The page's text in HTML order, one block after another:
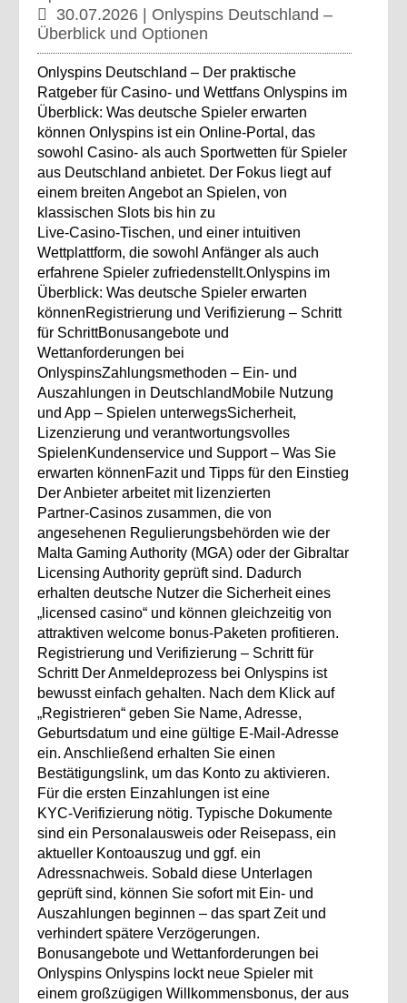
30.07.2026 | Onlyspins Deutschland –
Überblick und Optionen
Onlyspins Deutschland – Der praktische
Ratgeber für Casino‑ und Wettfans Onlyspins im
Überblick: Was deutsche Spieler erwarten
können Onlyspins ist ein Online‑Portal, das
sowohl Casino‑ als auch Sportwetten für Spieler
aus Deutschland anbietet. Der Fokus liegt auf
einem breiten Angebot an Spielen, von
klassischen Slots bis hin zu
Live‑Casino‑Tischen, und einer intuitiven
Wettplattform, die sowohl Anfänger als auch
erfahrene Spieler zufriedenstellt.Onlyspins im
Überblick: Was deutsche Spieler erwarten
könnenRegistrierung und Verifizierung – Schritt
für SchrittBonusangebote und
Wettanforderungen bei
OnlyspinsZahlungsmethoden – Ein‑ und
Auszahlungen in DeutschlandMobile Nutzung
und App – Spielen unterwegsSicherheit,
Lizenzierung und verantwortungsvolles
SpielenKundenservice und Support – Was Sie
erwarten könnenFazit und Tipps für den Einstieg
Der Anbieter arbeitet mit lizenzierten
Partner‑Casinos zusammen, die von
angesehenen Regulierungsbehörden wie der
Malta Gaming Authority (MGA) oder der Gibraltar
Licensing Authority geprüft sind. Dadurch
erhalten deutsche Nutzer die Sicherheit eines
„licensed casino“ und können gleichzeitig von
attraktiven welcome bonus-Paketen profitieren.
Registrierung und Verifizierung – Schritt für
Schritt Der Anmeldeprozess bei Onlyspins ist
bewusst einfach gehalten. Nach dem Klick auf
„Registrieren“ geben Sie Name, Adresse,
Geburtsdatum und eine gültige E‑Mail‑Adresse
ein. Anschließend erhalten Sie einen
Bestätigungslink, um das Konto zu aktivieren.
Für die ersten Einzahlungen ist eine
KYC‑Verifizierung nötig. Typische Dokumente
sind ein Personalausweis oder Reisepass, ein
aktueller Kontoauszug und ggf. ein
Adressnachweis. Sobald diese Unterlagen
geprüft sind, können Sie sofort mit Ein- und
Auszahlungen beginnen – das spart Zeit und
verhindert spätere Verzögerungen.
Bonusangebote und Wettanforderungen bei
Onlyspins Onlyspins lockt neue Spieler mit
einem großzügigen Willkommensbonus, der aus